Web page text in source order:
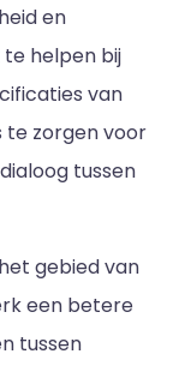
en
helpen bij
van
te zorgen voor
tussen
gebied van
een betere
tussen